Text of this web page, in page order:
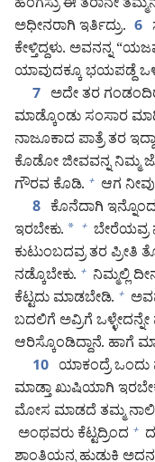
ಹೆಂಗಸ್ರು ಈ ತರಾನೇ
ಅಧೀನರಾಗಿ ಇರ್ತಿದ್ರು. 6
ಕೇಳ್ತಿದ್ದಳು. ಅವನನ್ನ
ಯಾವುದಕ್ಕೂ ಭಯಪಡ್ದೆ
7 ಅದೇ ತರ
ಮಾಡ್ಕೊಂಡು ಸಂಸಾರ
ನಾಜೂಕಾದ ಪಾತ್ರೆ ತರ
ಕೊಡೋ ಜೀವವನ್ನ ನಿಮ್ಮ
ಗೌರವ ಕೊಡಿ. + ಆಗ
8 ಕೊನೆದಾಗಿ
ಇರಬೇಕು. * + ಬೇರೆಯವ್ರ
ಕುಟುಂಬದವ್ರ ತರ
ನಡ್ಕೊಬೇಕು. + ನಿಮ್ಮಲ್ಲಿ
ಕೆಟ್ಟದು ಮಾಡಬೇಡಿ. +
ಬದಲಿಗೆ ಅವ್ರಿಗೆ
ಆರಿಸ್ಕೊಂಡಿದ್ದಾನೆ. ಹಾಗೆ
10 ಯಾಕಂದ್ರೆ ಒಂದು
ಮಾಡ್ತಾ ಖುಷಿಯಾಗಿ
ಮೋಸ ಮಾಡದೆ ತಮ್ಮ
ಅಂಥವರು ಕೆಟ್ಟದ್ರಿಂದ +